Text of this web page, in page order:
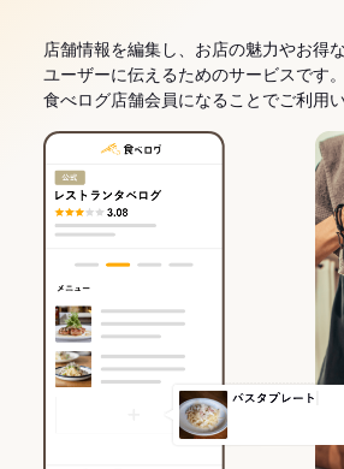
店舗情報を編集し、お店の魅力やお得
ユーザーに伝えるためのサービスです。
食べログ店舗会員になることでご利用